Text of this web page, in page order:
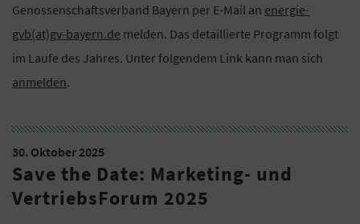
Genossenschaftsverband Bayern per E-Mail an energie-
gvb(at)gv-bayern.de melden. Das detaillierte Programm folgt
im Laufe des Jahres. Unter folgendem Link kann man sich
anmelden.
30. Oktober 2025
Save the Date: Marketing- und
VertriebsForum 2025